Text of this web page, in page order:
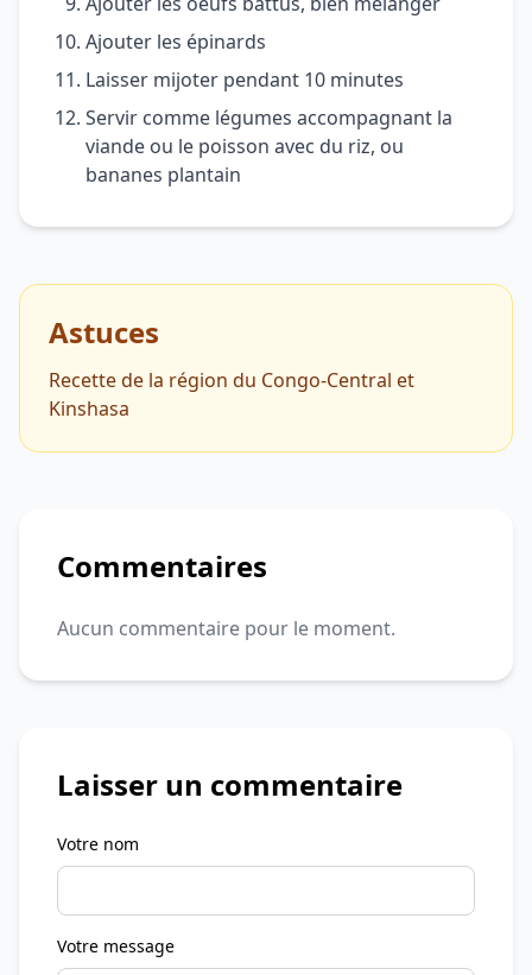
Ajouter les épinards
Laisser mijoter pendant 10 minutes
Servir comme légumes accompagnant la
viande ou le poisson avec du riz, ou
bananes plantain
Astuces
Recette de la région du Congo-Central et
Kinshasa
Commentaires
Aucun commentaire pour le moment.
Laisser un commentaire
Votre nom
Votre message